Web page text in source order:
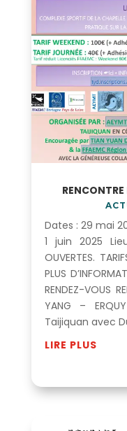
Dates : 29 mai
1 juin 2025 Lieu
OUVERTES.
PLUS
RENDEZ-VOUS
YANG –
Taijiquan avec
LIRE PLUS